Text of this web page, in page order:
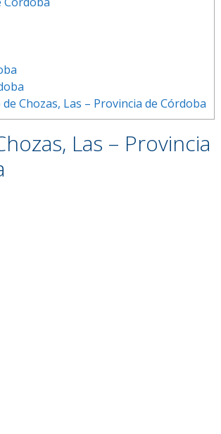
Chozas, Las – Provincia de Córdoba
Las – Provincia